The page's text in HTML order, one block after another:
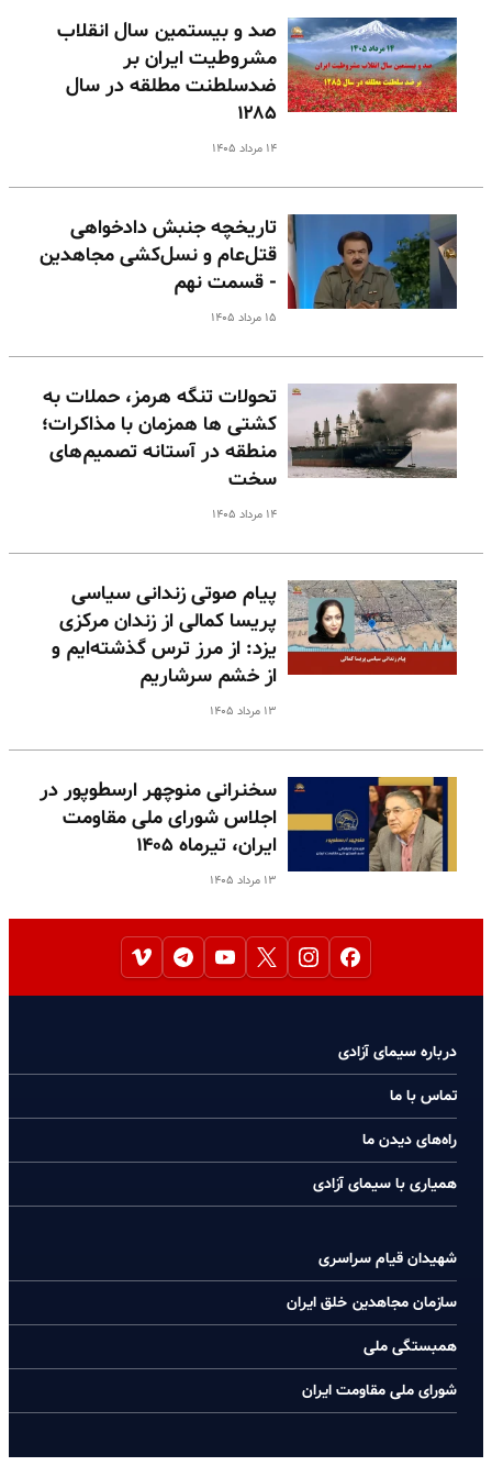
صد و بیستمین سال انقلاب
مشروطیت ایران بر
ضدسلطنت مطلقه در سال
۱۲۸۵
۱۴ مرداد ۱۴۰۵
تاریخچه جنبش دادخواهی
قتل‌عام و نسل‌کشی مجاهدین
- قسمت نهم
۱۵ مرداد ۱۴۰۵
تحولات تنگه هرمز، حملات به
کشتی ها همزمان با مذاکرات؛
منطقه در آستانه تصمیم‌های
سخت
۱۴ مرداد ۱۴۰۵
پیام صوتی زندانی سیاسی
پریسا کمالی از زندان مرکزی
یزد: از مرز ترس گذشته‌ایم و
از خشم سرشاریم
۱۳ مرداد ۱۴۰۵
سخنرانی منوچهر ارسطوپور در
اجلاس شورای ملی مقاومت
ایران، تیرماه ۱۴۰۵
۱۳ مرداد ۱۴۰۵
درباره سیمای آزادی
تماس با ما
راه‌های دیدن ما
همیاری با سیمای آزادی
شهیدان قیام سراسری
سازمان مجاهدین خلق ایران
همبستگی ملی
شورای ملی مقاومت ایران